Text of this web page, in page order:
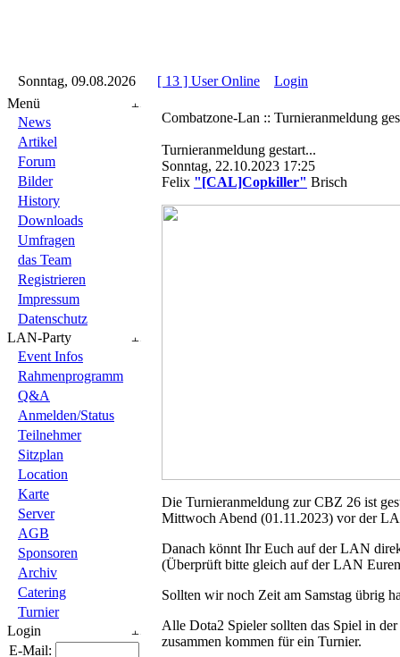
Sonntag, 09.08.2026 [ 13 ] User Online Login
Menü
News
Artikel
Forum
Bilder
History
Downloads
Umfragen
das Team
Registrieren
Impressum
Datenschutz
LAN-Party
Event Infos
Rahmenprogramm
Q&A
Anmelden/Status
Teilnehmer
Sitzplan
Location
Karte
Server
AGB
Sponsoren
Archiv
Catering
Turnier
Login
E-Mail:
Combatzone-Lan :: Turnieranmeldung
Turnieranmeldung gestart...
Sonntag, 22.10.2023 17:25
Felix "[CAL]Copkiller" Brisch
Die Turnieranmeldung zur CBZ 26 ist
Mittwoch Abend (01.11.2023) vor der
Danach könnt Ihr Euch auf der LAN
(Überprüft bitte gleich auf der LAN
Sollten wir noch Zeit am Samstag übrig
Alle Dota2 Spieler sollten das Spiel in
zusammen kommen für ein Turnier.